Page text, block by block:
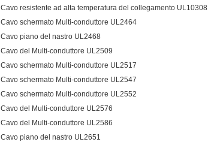
Cavo resistente ad alta temperatura del collegamento UL10308
Cavo schermato Multi-conduttore UL2464
Cavo piano del nastro UL2468
Cavo del Multi-conduttore UL2509
Cavo schermato Multi-conduttore UL2517
Cavo schermato Multi-conduttore UL2547
Cavo schermato Multi-conduttore UL2552
Cavo del Multi-conduttore UL2576
Cavo del Multi-conduttore UL2586
Cavo piano del nastro UL2651